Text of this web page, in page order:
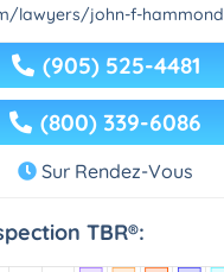
lawyers/john-f-hammond
(905) 525-4481
(800) 339-6086
Sur Rendez-Vous
TBR®: